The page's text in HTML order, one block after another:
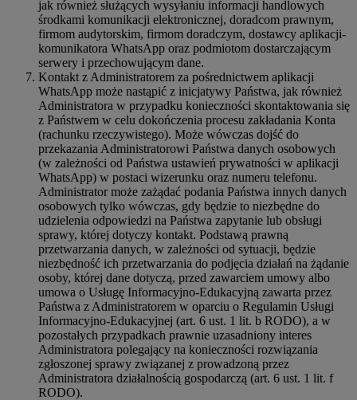
jak również służących wysyłaniu informacji handlowych
środkami komunikacji elektronicznej, doradcom prawnym,
firmom audytorskim, firmom doradczym, dostawcy aplikacji-
komunikatora WhatsApp oraz podmiotom dostarczającym
serwery i przechowującym dane.
Kontakt z Administratorem za pośrednictwem aplikacji
WhatsApp może nastąpić z inicjatywy Państwa, jak również
Administratora w przypadku konieczności skontaktowania się
z Państwem w celu dokończenia procesu zakładania Konta
(rachunku rzeczywistego). Może wówczas dojść do
przekazania Administratorowi Państwa danych osobowych
(w zależności od Państwa ustawień prywatności w aplikacji
WhatsApp) w postaci wizerunku oraz numeru telefonu.
Administrator może zażądać podania Państwa innych danych
osobowych tylko wówczas, gdy będzie to niezbędne do
udzielenia odpowiedzi na Państwa zapytanie lub obsługi
sprawy, której dotyczy kontakt. Podstawą prawną
przetwarzania danych, w zależności od sytuacji, będzie
niezbędność ich przetwarzania do podjęcia działań na żądanie
osoby, której dane dotyczą, przed zawarciem umowy albo
umowa o Usługę Informacyjno-Edukacyjną zawarta przez
Państwa z Administratorem w oparciu o Regulamin Usługi
Informacyjno-Edukacyjnej (art. 6 ust. 1 lit. b RODO), a w
pozostałych przypadkach prawnie uzasadniony interes
Administratora polegający na konieczności rozwiązania
zgłoszonej sprawy związanej z prowadzoną przez
Administratora działalnością gospodarczą (art. 6 ust. 1 lit. f
RODO).